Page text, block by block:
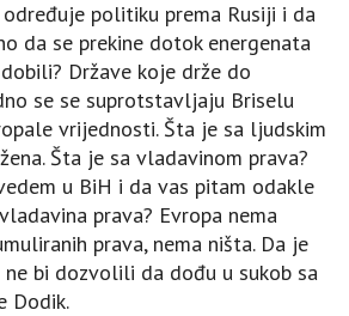
politiku prema Rusiji i da
da se prekine dotok energenata
Države koje drže do
se se suprotstavljaju Briselu
vrijednosti. Šta je sa ljudskim
Šta je sa vladavinom prava?
u BiH i da vas pitam odakle
prava? Evropa nema
prava, nema ništa. Da je
bi dozvolili da dođu u sukob sa
Dodik.